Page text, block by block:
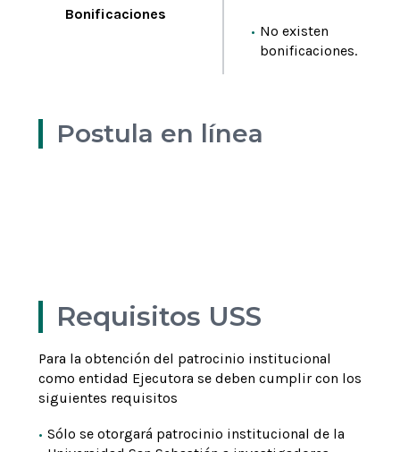
Bonificaciones
No existen
bonificaciones.
Postula en línea
Revisa el concurso
Requisitos USS
Para la obtención del patrocinio institucional
como entidad Ejecutora se deben cumplir con los
siguientes requisitos
Sólo se otorgará patrocinio institucional de la